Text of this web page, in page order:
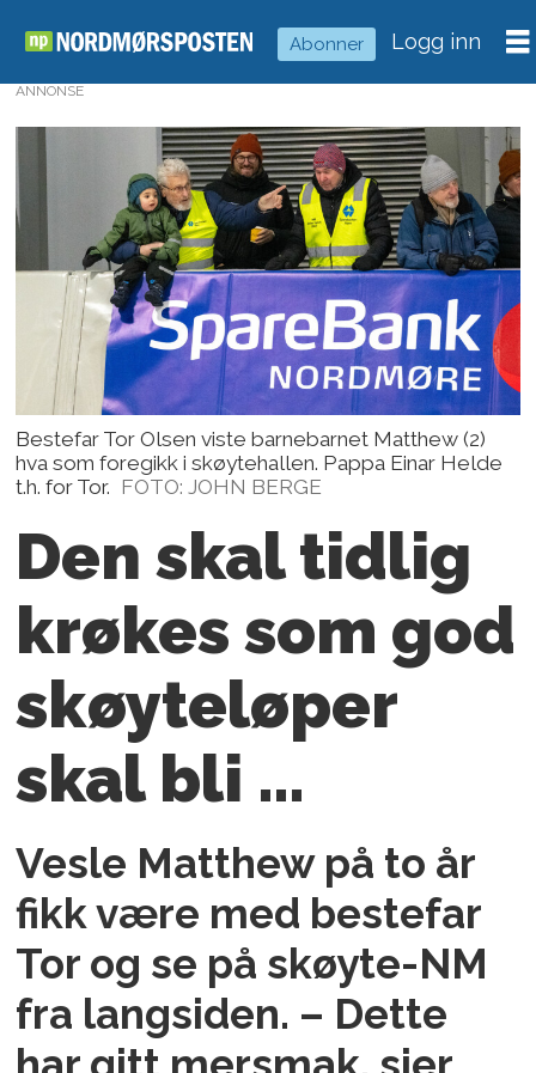
Abonner Logg inn
ANNONSE
Bestefar Tor Olsen viste barnebarnet Matthew (2)
hva som foregikk i skøytehallen. Pappa Einar Helde
t.h. for Tor. FOTO: JOHN BERGE
Den skal tidlig
krøkes som god
skøyteløper
skal bli …
Vesle Matthew på to år
fikk være med bestefar
Tor og se på skøyte-NM
fra langsiden. – Dette